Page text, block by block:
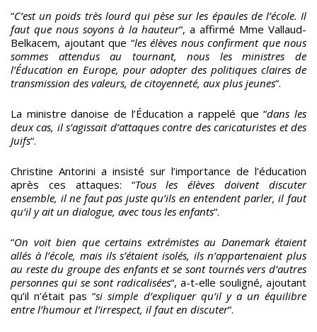
“C’est un poids très lourd qui pèse sur les épaules de l’école. Il
faut que nous soyons à la hauteur“, a affirmé Mme Vallaud-
Belkacem, ajoutant que “les élèves nous confirment que nous
sommes attendus au tournant, nous les ministres de
l’Éducation en Europe, pour adopter des politiques claires de
transmission des valeurs, de citoyenneté, aux plus jeunes“.
La ministre danoise de l’Éducation a rappelé que “dans les
deux cas, il s’agissait d’attaques contre des caricaturistes et des
Juifs“.
Christine Antorini a insisté sur l’importance de l’éducation
après ces attaques: “Tous les élèves doivent discuter
ensemble, il ne faut pas juste qu’ils en entendent parler, il faut
qu’il y ait un dialogue, avec tous les enfants“.
“On voit bien que certains extrémistes au Danemark étaient
allés à l’école, mais ils s’étaient isolés, ils n’appartenaient plus
au reste du groupe des enfants et se sont tournés vers d’autres
personnes qui se sont radicalisées“, a-t-elle souligné, ajoutant
qu’il n’était pas “si simple d’expliquer qu’il y a un équilibre
entre l’humour et l’irrespect, il faut en discuter“.